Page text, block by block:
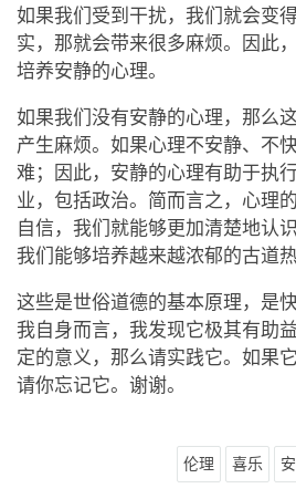
如果我们受到干扰，我们就会变
实，那就会带来很多麻烦。因此
培养安静的心理。
如果我们没有安静的心理，那么
产生麻烦。如果心理不安静、不
难；因此，安静的心理有助于执
业，包括政治。简而言之，心理
自信，我们就能够更加清楚地认
我们能够培养越来越浓郁的古道热
这些是世俗道德的基本原理，是
我自身而言，我发现它极其有助
定的意义，那么请实践它。如果
请你忘记它。谢谢。
伦理 喜乐